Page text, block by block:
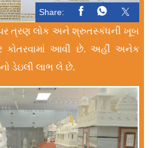
Share:
પર ત્રણ લોક અને શ્રુતસ્કંધની ખૂબ
આવી છે. અહીં અનેક
ડેઇલી લાભ લે છે.